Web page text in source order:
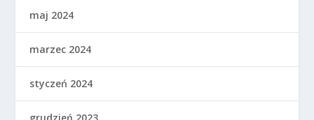
marzec 2024
grudzień 2023
listopad 2023